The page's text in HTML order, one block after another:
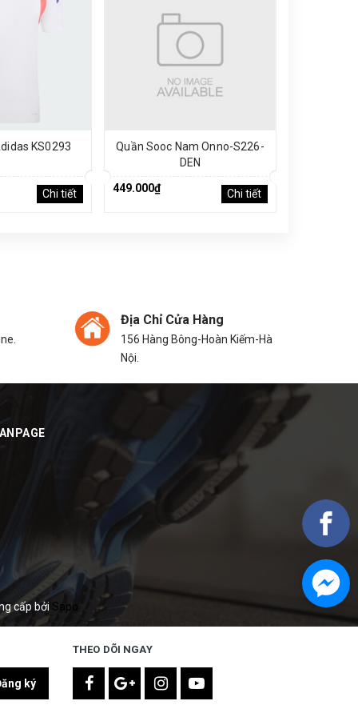
KS0293
Chi tiết
Quần Sooc Nam Onno-S226-
DEN
449.000₫
Chi tiết
Địa Chỉ Cửa Hàng
156 Hàng Bông-Hoàn Kiếm-Hà
Nội.
cấp bởi Sapo
ký
THEO DÕI NGAY